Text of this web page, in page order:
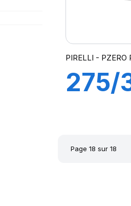
PIRELLI - PZERO
275/
R-F P
Page 18 sur 18